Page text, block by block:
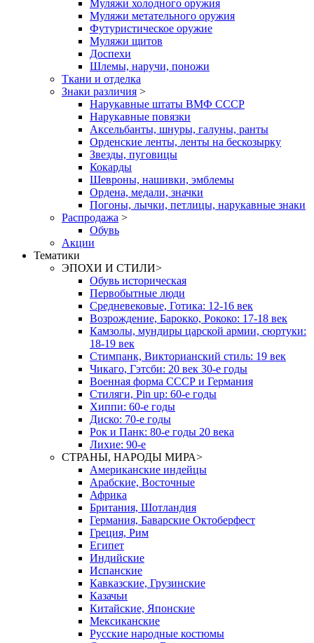
Муляжи холодного оружия
Муляжи метательного оружия
Футуристическое оружие
Муляжи щитов
Доспехи
Шлемы, наручи, поножи
Ткани и отделка
Знаки различия >
Нарукавные штаты ВМФ СССР
Нарукавные повязки
Аксельбанты, шнуры, галуны, ранты
Орденские ленты, ленты на бескозырку
Звезды, пуговицы
Кокарды
Шевроны, нашивки, эмблемы
Ордена, медали, значки
Погоны, лычки, петлицы, нарукавные знаки
Распродажа >
Обувь
Акции
Тематики
ЭПОХИ И СТИЛИ>
Обувь историческая
Первобытные люди
Средневековые, Готика: 12-16 век
Возрождение, Барокко, Рококо: 17-18 век
Камзолы, мундиры царской армии, сюртуки:
18-19 век
Стимпанк, Викторианский стиль: 19 век
Чикаго, Гэтсби: 20 век 30-е годы
Военная форма СССР и Германия
Стиляги, Pin up: 60-е годы
Хиппи: 60-е годы
Диско: 70-е годы
Рок и Панк: 80-е годы 20 века
Лихие: 90-е
СТРАНЫ, НАРОДЫ МИРА>
Американские индейцы
Арабские, Восточные
Африка
Британия, Шотландия
Германия, Баварские Октоберфест
Греция, Рим
Египет
Индийские
Испанские
Кавказские, Грузинские
Казачьи
Китайские, Японские
Мексиканские
Русские народные костюмы